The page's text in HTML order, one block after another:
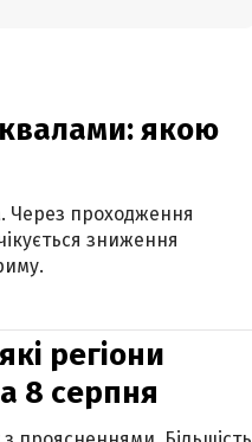
якою
Через проходження
зниження
регіони
8 серпня